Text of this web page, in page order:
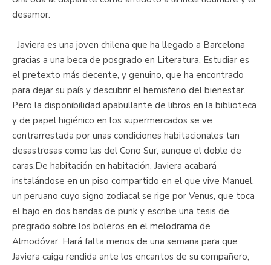
desamor.
Javiera es una joven chilena que ha llegado a Barcelona
gracias a una beca de posgrado en Literatura. Estudiar es
el pretexto más decente, y genuino, que ha encontrado
para dejar su país y descubrir el hemisferio del bienestar.
Pero la disponibilidad apabullante de libros en la biblioteca
y de papel higiénico en los supermercados se ve
contrarrestada por unas condiciones habitacionales tan
desastrosas como las del Cono Sur, aunque el doble de
caras.De habitación en habitación, Javiera acabará
instalándose en un piso compartido en el que vive Manuel,
un peruano cuyo signo zodiacal se rige por Venus, que toca
el bajo en dos bandas de punk y escribe una tesis de
pregrado sobre los boleros en el melodrama de
Almodóvar. Hará falta menos de una semana para que
Javiera caiga rendida ante los encantos de su compañero,